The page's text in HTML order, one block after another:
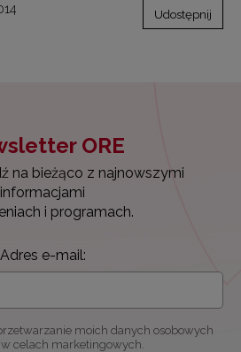
Udostępnij
ORE
na bieżąco z najnowszymi
informacjami
i programach.
Adres e-mail:
moich danych osobowych
w celach marketingowych.